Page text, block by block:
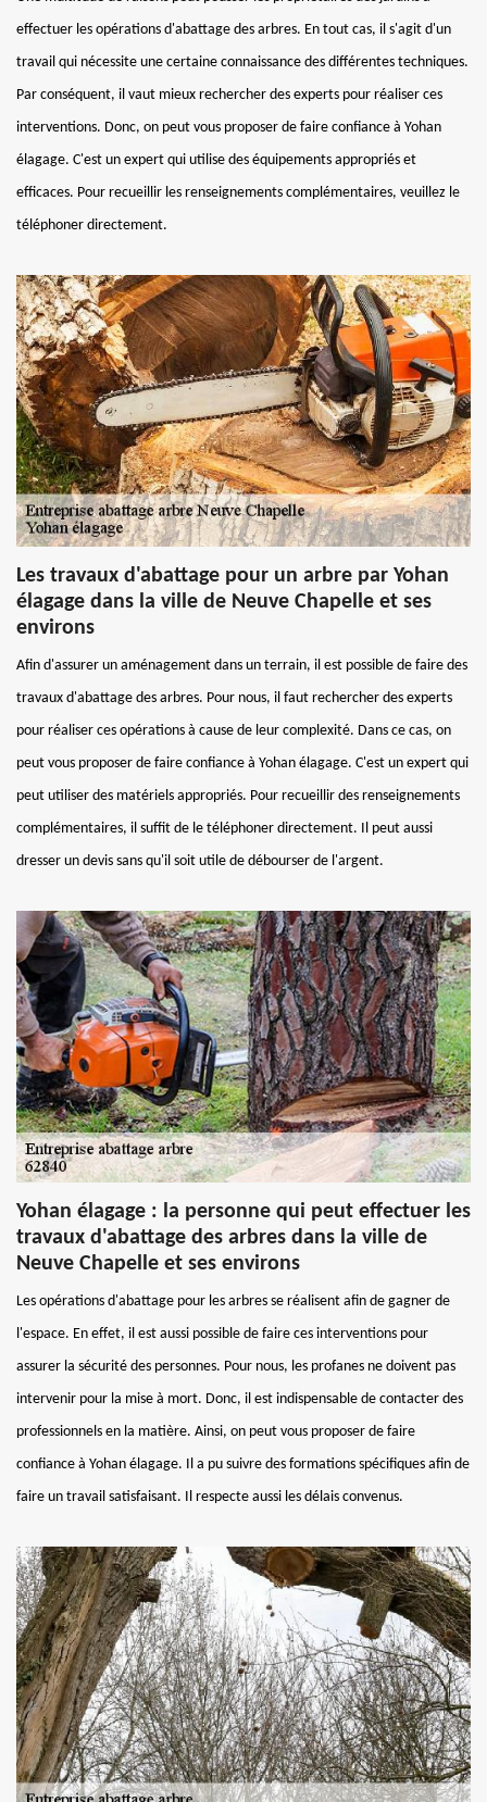
effectuer les opérations d'abattage des arbres. En tout cas, il s'agit d'un
travail qui nécessite une certaine connaissance des différentes techniques.
Par conséquent, il vaut mieux rechercher des experts pour réaliser ces
interventions. Donc, on peut vous proposer de faire confiance à Yohan
élagage. C'est un expert qui utilise des équipements appropriés et
efficaces. Pour recueillir les renseignements complémentaires, veuillez le
téléphoner directement.
Les travaux d'abattage pour un arbre par Yohan
élagage dans la ville de Neuve Chapelle et ses
environs
Afin d'assurer un aménagement dans un terrain, il est possible de faire des
travaux d'abattage des arbres. Pour nous, il faut rechercher des experts
pour réaliser ces opérations à cause de leur complexité. Dans ce cas, on
peut vous proposer de faire confiance à Yohan élagage. C'est un expert qui
peut utiliser des matériels appropriés. Pour recueillir des renseignements
complémentaires, il suffit de le téléphoner directement. Il peut aussi
dresser un devis sans qu'il soit utile de débourser de l'argent.
Yohan élagage : la personne qui peut effectuer les
travaux d'abattage des arbres dans la ville de
Neuve Chapelle et ses environs
Les opérations d'abattage pour les arbres se réalisent afin de gagner de
l'espace. En effet, il est aussi possible de faire ces interventions pour
assurer la sécurité des personnes. Pour nous, les profanes ne doivent pas
intervenir pour la mise à mort. Donc, il est indispensable de contacter des
professionnels en la matière. Ainsi, on peut vous proposer de faire
confiance à Yohan élagage. Il a pu suivre des formations spécifiques afin de
faire un travail satisfaisant. Il respecte aussi les délais convenus.